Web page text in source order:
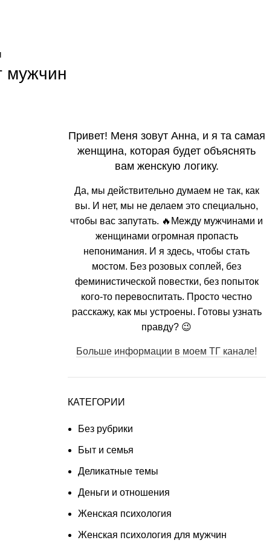
мужчин
Привет! Меня зовут Анна, и я та самая
женщина, которая будет объяснять
вам женскую логику.
Да, мы действительно думаем не так, как
вы. И нет, мы не делаем это специально,
чтобы вас запутать. 🔥Между мужчинами и
женщинами огромная пропасть
непонимания. И я здесь, чтобы стать
мостом. Без розовых соплей, без
феминистической повестки, без попыток
кого-то перевоспитать. Просто честно
расскажу, как мы устроены. Готовы узнать
правду? 😉
Больше информации в моем ТГ канале!
КАТЕГОРИИ
Без рубрики
Быт и семья
Деликатные темы
Деньги и отношения
Женская психология
Женская психология для мужчин